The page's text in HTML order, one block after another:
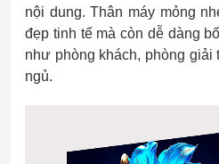
nội dung. Thân máy mỏng
đẹp tinh tế mà còn dễ dàng
như phòng khách, phòng giải
ngủ.